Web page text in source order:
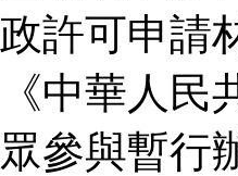
政許可申請
《中華人
眾參與暫行